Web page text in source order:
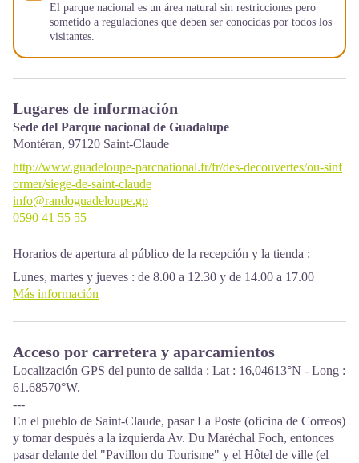
El parque nacional es un área natural sin restricciones pero
sometido a regulaciones que deben ser conocidas por todos los
visitantes.
Lugares de información
Sede del Parque nacional de Guadalupe
Montéran, 97120 Saint-Claude
http://www.guadeloupe-parcnational.fr/fr/des-decouvertes/ou-sinf
ormer/siege-de-saint-claude
info@randoguadeloupe.gp
0590 41 55 55
Horarios de apertura al público de la recepción y la tienda :
Lunes, martes y jueves : de 8.00 a 12.30 y de 14.00 a 17.00
Miércoles : de 8.00 a 13.00
Edificio con acceso para personas con movilidad reducida.
Localización GPS : Lat: 16,01634 N - Lng: 61,70753 W.
Más información
Acceso por carretera y aparcamientos
Localización GPS del punto de salida : Lat : 16,04613°N - Long :
61.68570°W.
---
En el pueblo de Saint-Claude, pasar La Poste (oficina de Correos)
y tomar después a la izquierda Av. Du Maréchal Foch, entonces
pasar delante del "Pavillon du Tourisme" y el Hôtel de ville (el